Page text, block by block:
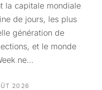
la capitale mondiale
de jours, les plus
génération de
et le monde
ne…
2026